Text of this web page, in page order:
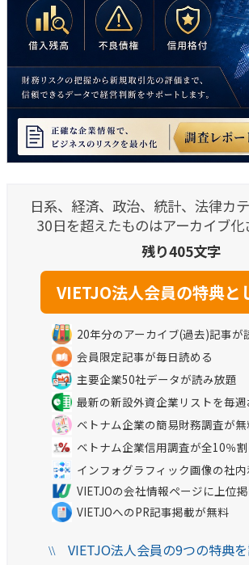
日系、経済、政治、統計、法律カ
30日を超えたものはアーカイブ化
残り405文字
20年分のアーカイブ(過去)記事が
会員限定記事が毎日読める
主要企業50社データが読み放題
最新の新設外資企業リストを毎
ベトナム企業の簡易財務調査が無
ベトナム企業信用調査が全10％
インフォグラフィック画像の社
VIETJOの会社情報ページに上位
VIETJOへのPR記事掲載が無料
\\VIETJO法人会員の9つの特典